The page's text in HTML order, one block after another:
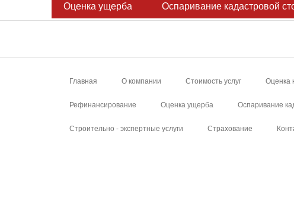
Оценка ущерба Оспаривание кадастровой
Главная О компании Стоимость услуг Оценка
Рефинансирование Оценка ущерба Оспаривание
Строительно - экспертные услуги Страхование